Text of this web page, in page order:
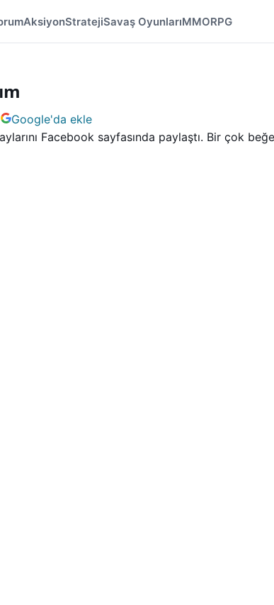
AksiyonStratejiSavaş OyunlarıMMORPG
Google'da ekle
Facebook sayfasında paylaştı. Bir çok